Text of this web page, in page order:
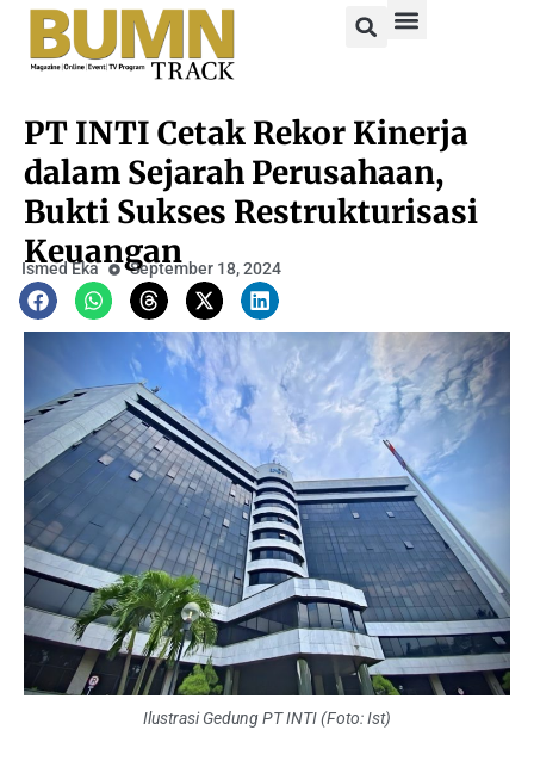
PT INTI Cetak Rekor Kinerja
dalam Sejarah Perusahaan,
Bukti Sukses Restrukturisasi
Keuangan
Ismed Eka September 18, 2024
Ilustrasi Gedung PT INTI (Foto: Ist)